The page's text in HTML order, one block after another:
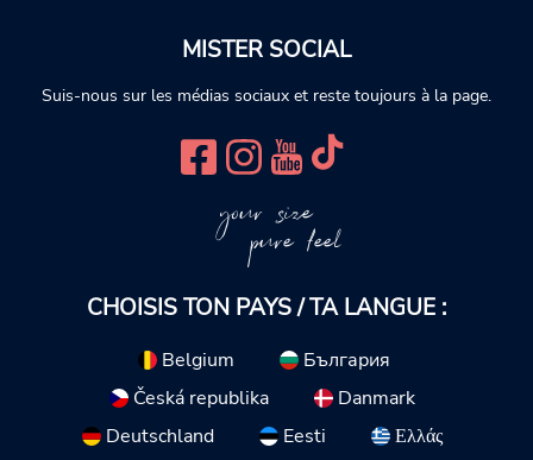
MISTER SOCIAL
Suis-nous sur les médias sociaux et reste toujours à la page.
your size
pure feel
CHOISIS TON PAYS / TA LANGUE :
Belgium
България
Česká republika
Danmark
Deutschland
Eesti
Ελλάς